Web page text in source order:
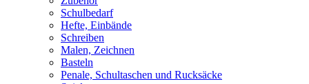
Schulbedarf
Hefte, Einbände
Schreiben
Malen, Zeichnen
Basteln
Penale, Schultaschen und Rucksäcke